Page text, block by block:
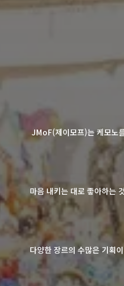
Recruit: Information
Recruit: Information
JMoF(제이모프)는 케모노
마음 내키는 대로 좋아하는
다양한 장르의 수많은 기획